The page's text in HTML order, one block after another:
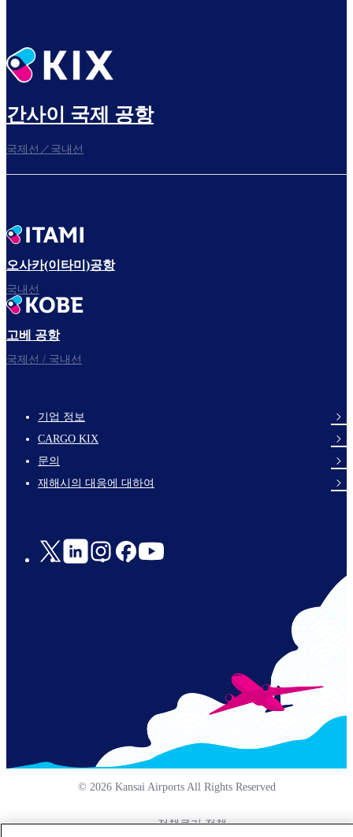
간사이 국제 공항
국제선／국내선
오사카(이타미)공항
국내선
고베 공항
국제선 / 국내선
footer-
links-
en-
기업 정보
CARGO KIX
문의
재해시의 대응에 대하여
Social
© 2026 Kansai Airports All Rights Reserved
Footer 정책쿠키 정책